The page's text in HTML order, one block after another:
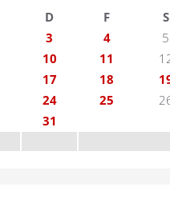
D F
S
3 4
5
10 11
17 18
24 25
31